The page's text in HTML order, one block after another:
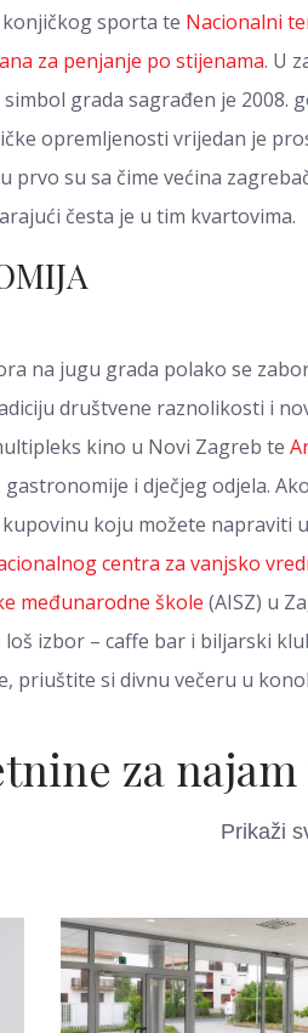
sporta te Nacionalni
za penjanje po stijenama. U
grada sagrađen je 2008.
opremljenosti vrijedan je
prvo su sa čime većina
česta je u tim kvartovima.
na jugu grada polako se
društvene raznolikosti i
kino u Novi Zagreb te
i dječjeg odjela.
koju možete napraviti
centra za vanjsko
međunarodne škole (AISZ) u
loš izbor – caffe bar i biljarski
priuštite si divnu večeru u
za
Prikaži